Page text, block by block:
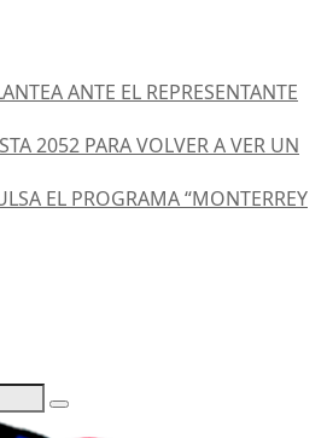
ANTE EL REPRESENTANTE
2052 PARA VOLVER A VER UN
EL PROGRAMA “MONTERREY